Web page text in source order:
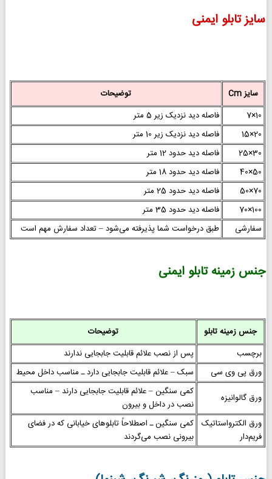
سایز تابلو ایمنی
سایز Cm
توضیحات
10×7
فاصله دید نزدیک زیر 5 متر
20×15
فاصله دید نزدیک زیر 10 متر
30×25
فاصله دید حدود 12 متر
50×40
فاصله دید حدود 18 متر
70×50
فاصله دید حدود 25 متر
100×70
فاصله دید حدود 35 متر
سفارشی
طبق درخواست شما پذیرفته می‌شود – تعداد سفارش مهم است
جنس زمینه تابلو ایمنی
جنس زمینه تابلو
توضیحات
برچسب
پس از نصب علائم قابلیت جابجایی ندارند
ورق پی وی سی
سبک – علائم قابلیت جابجایی دارد ـ مناسب داخل محیط
ورق گالوانیزه
کمی سنگین – علائم قابلیت جابجایی دارند – مناسب
نصب در داخل و بیرون
ورق الکترواستاتیک
فریم‌دار
کمی سنگین ـ اصطلاحاً تابلوهای خیابانی که در فضای
بیرونی نصب می‌گردند